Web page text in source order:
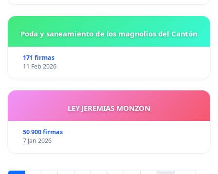
Poda y saneamiento de los magnolios del Cantón
171 firmas
11 Feb 2026
LEY JEREMIAS MONZON
50 900 firmas
7 Jan 2026